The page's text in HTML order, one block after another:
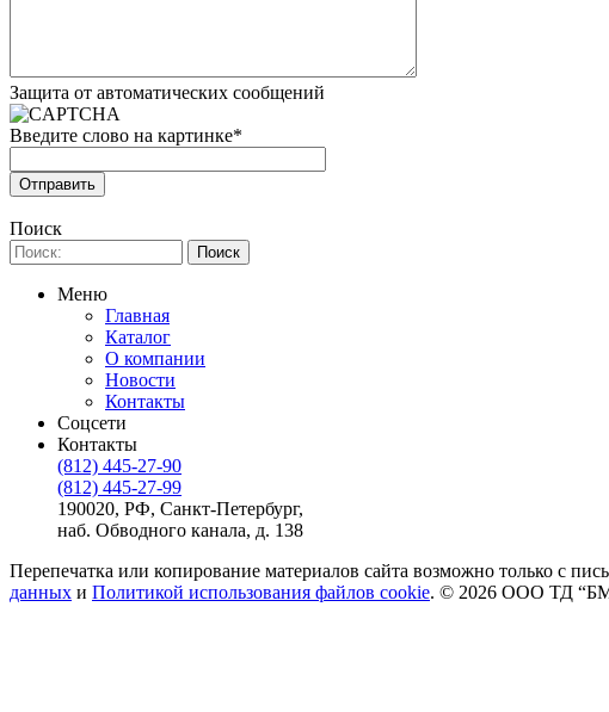
Защита от автоматических сообщений
Введите слово на картинке*
Поиск
Меню
Главная
Каталог
О компании
Новости
Контакты
Соцсети
Контакты
(812) 445-27-90
(812) 445-27-99
190020, РФ, Санкт-Петербург,
наб. Обводного канала, д. 138
Перепечатка или копирование материалов сайта возможно только с
данных и Политикой использования файлов cookie. © 2026 ООО ТД